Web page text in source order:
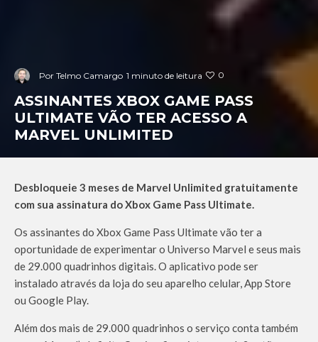
Por Telmo Camargo 1 minuto de leitura 0
ASSINANTES XBOX GAME PASS
ULTIMATE VÃO TER ACESSO A
MARVEL UNLIMITED
Desbloqueie 3 meses de Marvel Unlimited gratuitamente
com sua assinatura do Xbox Game Pass Ultimate.
Os assinantes do Xbox Game Pass Ultimate vão ter a
oportunidade de experimentar o Universo Marvel e seus mais
de 29.000 quadrinhos digitais. O aplicativo pode ser
instalado através da loja do seu aparelho celular, App Store
ou Google Play.
Além dos mais de 29.000 quadrinhos o serviço conta também